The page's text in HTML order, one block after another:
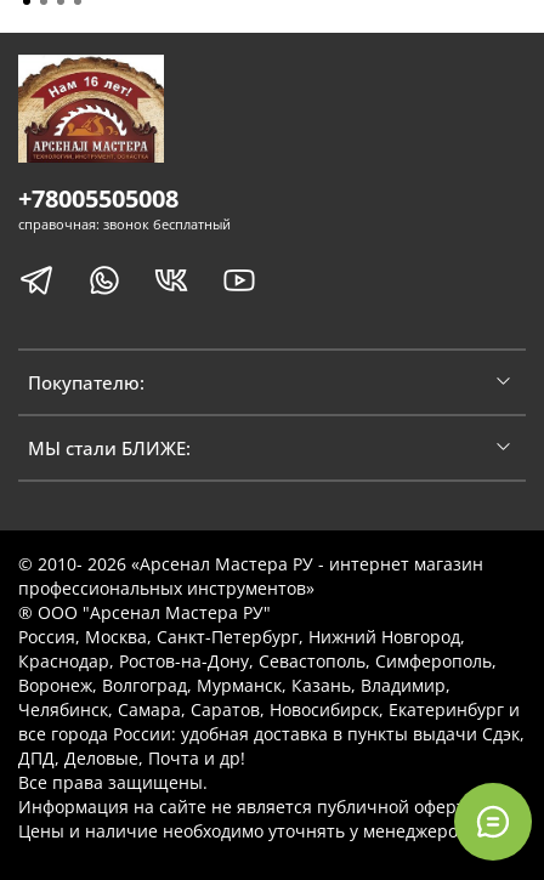
Покупателю:
МЫ стали БЛИЖЕ:
+78005505008
справочная: звонок бесплатный
© 2010- 2026 «Арсенал Мастера РУ - интернет магазин
профессиональных инструментов»
® ООО "Арсенал Мастера РУ"
Россия, Москва, Санкт-Петербург, Нижний Новгород,
Краснодар, Ростов-на-Дону, Севастополь, Симферополь,
Воронеж, Волгоград, Мурманск, Казань, Владимир,
Челябинск, Самара, Саратов, Новосибирск, Екатеринбург и
все города России: удобная доставка в пункты выдачи Сдэк,
ДПД, Деловые, Почта и др!
Все права защищены.
Информация на сайте не является публичной офертой.
Цены и наличие необходимо уточнять у менеджеров.